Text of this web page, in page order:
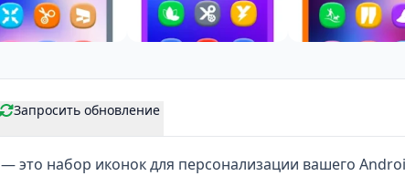
Запросить обновление
— это набор иконок для персонализации вашего